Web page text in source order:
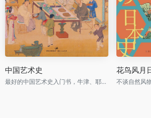
中国艺术史
最好的中国艺术史入门书，牛津、耶鲁、普林斯顿沿用40年之经典读本
花鸟风月
不谈自然风